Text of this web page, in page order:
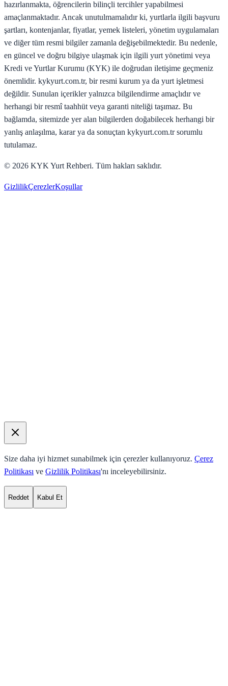
hazırlanmakta, öğrencilerin bilinçli tercihler yapabilmesi
amaçlanmaktadır. Ancak unutulmamalıdır ki, yurtlarla ilgili başvuru
şartları, kontenjanlar, fiyatlar, yemek listeleri, yönetim uygulamaları
ve diğer tüm resmi bilgiler zamanla değişebilmektedir. Bu nedenle,
en güncel ve doğru bilgiye ulaşmak için ilgili yurt yönetimi veya
Kredi ve Yurtlar Kurumu (KYK) ile doğrudan iletişime geçmeniz
önemlidir. kykyurt.com.tr, bir resmi kurum ya da yurt işletmesi
değildir. Sunulan içerikler yalnızca bilgilendirme amaçlıdır ve
herhangi bir resmî taahhüt veya garanti niteliği taşımaz. Bu
bağlamda, sitemizde yer alan bilgilerden doğabilecek herhangi bir
yanlış anlaşılma, karar ya da sonuçtan kykyurt.com.tr sorumlu
tutulamaz.
© 2026 KYK Yurt Rehberi. Tüm hakları saklıdır.
GizlilikÇerezlerKoşullar
Size daha iyi hizmet sunabilmek için çerezler kullanıyoruz. Çerez
Politikası ve Gizlilik Politikası'nı inceleyebilirsiniz.
Reddet Kabul Et